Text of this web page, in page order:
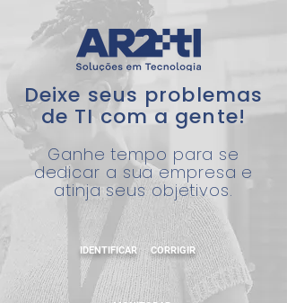
Deixe seus problemas
de TI com a gente!
Ganhe tempo para se
dedicar a sua empresa e
atinja seus objetivos.
CORRIGIR
IDENTIFICAR